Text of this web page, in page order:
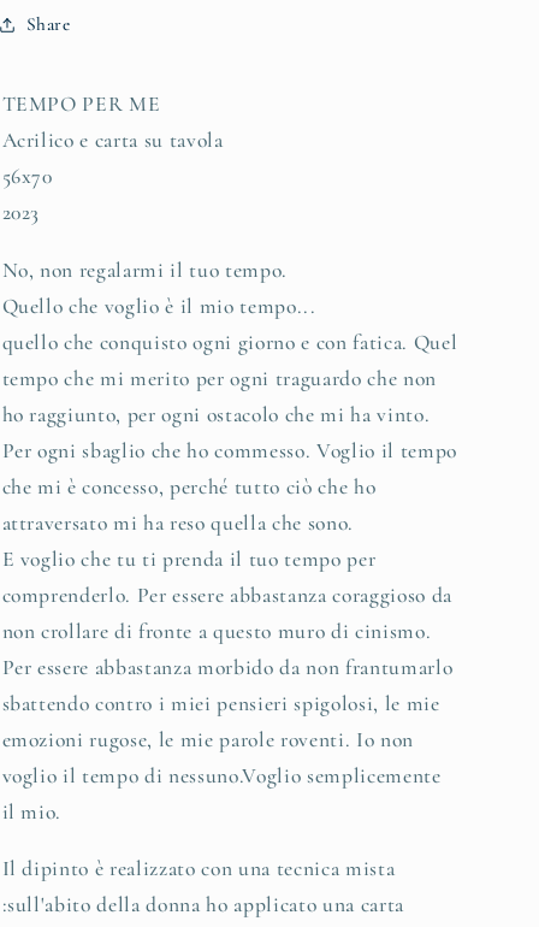
Share
TEMPO PER ME
Acrilico e carta su tavola
56x70
2023
No, non regalarmi il tuo tempo.
Quello che voglio è il mio tempo...
quello che conquisto ogni giorno e con fatica. Quel
tempo che mi merito per ogni traguardo che non
ho raggiunto, per ogni ostacolo che mi ha vinto.
Per ogni sbaglio che ho commesso. Voglio il tempo
che mi è concesso, perché tutto ciò che ho
attraversato mi ha reso quella che sono.
E voglio che tu ti prenda il tuo tempo per
comprenderlo. Per essere abbastanza coraggioso da
non crollare di fronte a questo muro di cinismo.
Per essere abbastanza morbido da non frantumarlo
sbattendo contro i miei pensieri spigolosi, le mie
emozioni rugose, le mie parole roventi. Io non
voglio il tempo di nessuno.Voglio semplicemente
il mio.
Il dipinto è realizzato con una tecnica mista
:sull'abito della donna ho applicato una carta